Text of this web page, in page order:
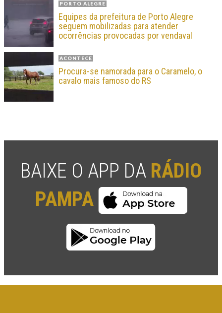
PORTO ALEGRE
Equipes da prefeitura de Porto Alegre
seguem mobilizadas para atender
ocorrências provocadas por vendaval
ACONTECE
Procura-se namorada para o Caramelo, o
cavalo mais famoso do RS
BAIXE O APP DA RÁDIO
PAMPA